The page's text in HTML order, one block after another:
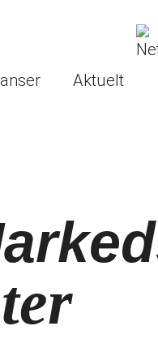
Aktuelt